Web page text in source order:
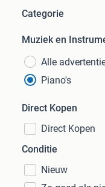
Categorie
Muziek en
Alle
Piano's
Direct Kopen
Direct Kopen
Conditie
Nieuw